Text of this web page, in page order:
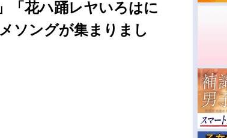
「花ハ踊レヤいろはに
ソングが集まりまし